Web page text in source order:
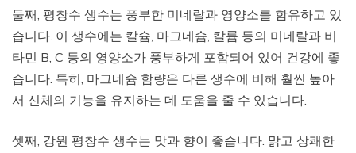
둘째, 평창수 생수는 풍부한 미네랄과 영양소를 함유하고 있
습니다. 이 생수에는 칼슘, 마그네슘, 칼륨 등의 미네랄과 비
타민 B, C 등의 영양소가 풍부하게 포함되어 있어 건강에 좋
습니다. 특히, 마그네슘 함량은 다른 생수에 비해 훨씬 높아
서 신체의 기능을 유지하는 데 도움을 줄 수 있습니다.
셋째, 강원 평창수 생수는 맛과 향이 좋습니다. 맑고 상쾌한